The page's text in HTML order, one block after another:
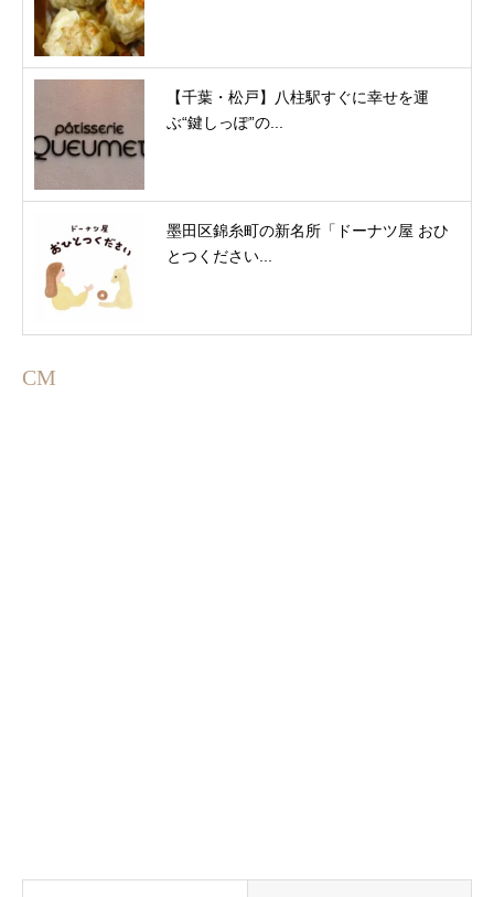
【千葉・松戸】八柱駅すぐに幸せを運
ぶ“鍵しっぽ”の...
墨田区錦糸町の新名所「ドーナツ屋 おひ
とつください...
CM